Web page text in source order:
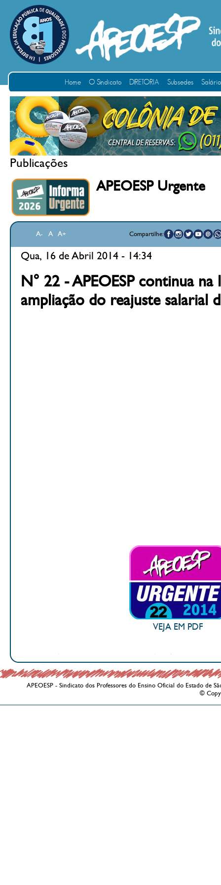
Home O Sindicato DIRETORIA Subsedes
Publicações
APEOESP Urgente
A- A A+ Compartilhe:
Qua, 16 de Abril 2014 - 14:34
N° 22 - APEOESP continua na
ampliação do reajuste salarial
VEJA EM PDF
APEOESP - Sindicato dos Professores do Ensino Oficial do Estado de
©